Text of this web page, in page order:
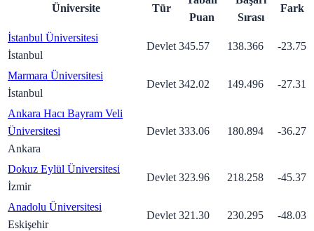
Üniversite Tür
Puan
Sırası
Fark
İstanbul Üniversitesi
İstanbul
Devlet 345.57 138.366 -23.75
Marmara Üniversitesi
İstanbul
Devlet 342.02 149.496 -27.31
Ankara Hacı Bayram Veli
Üniversitesi
Ankara
Devlet 333.06 180.894 -36.27
Dokuz Eylül Üniversitesi
İzmir
Devlet 323.96 218.258 -45.37
Anadolu Üniversitesi
Eskişehir
Devlet 321.30 230.295 -48.03